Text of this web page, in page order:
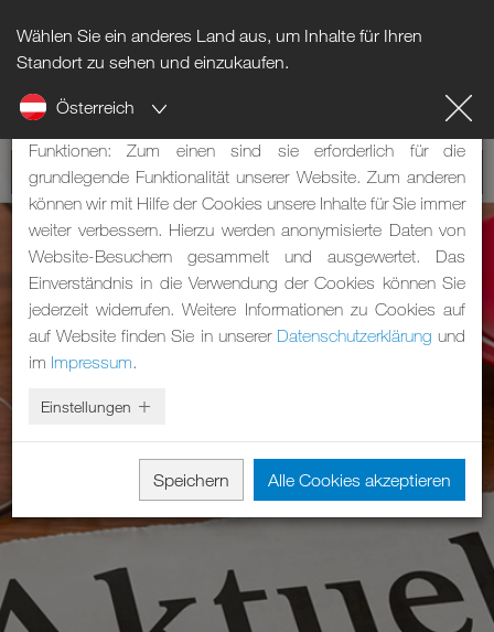
Wählen Sie ein anderes Land aus, um Inhalte für Ihren
Standort zu sehen und einzukaufen.
Österreich
Hinweis zu Cookies
Unsere Webseite verwendet Cookies. Diese haben zwei
Funktionen: Zum einen sind sie erforderlich für die
grundlegende Funktionalität unserer Website. Zum anderen
können wir mit Hilfe der Cookies unsere Inhalte für Sie immer
weiter verbessern. Hierzu werden anonymisierte Daten von
Website-Besuchern gesammelt und ausgewertet. Das
Einverständnis in die Verwendung der Cookies können Sie
jederzeit widerrufen. Weitere Informationen zu Cookies auf
auf Website finden Sie in unserer Datenschutzerklärung und
im Impressum.
Einstellungen
Speichern Alle Cookies akzeptieren